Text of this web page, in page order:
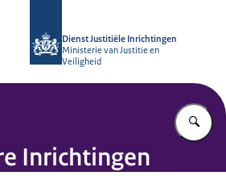
Dienst Justitiële Inrichtingen
Ministerie van Justitie en
Veiligheid
Inrichtingen